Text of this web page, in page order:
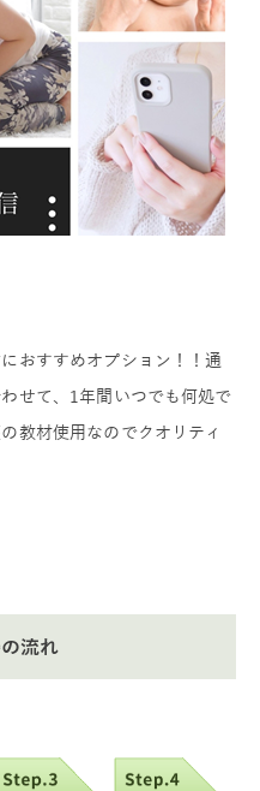
おすすめオプション！！通
せて、1年間いつでも何処で
教材使用なのでクオリティ
流れ